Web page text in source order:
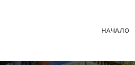
НАЧАЛО